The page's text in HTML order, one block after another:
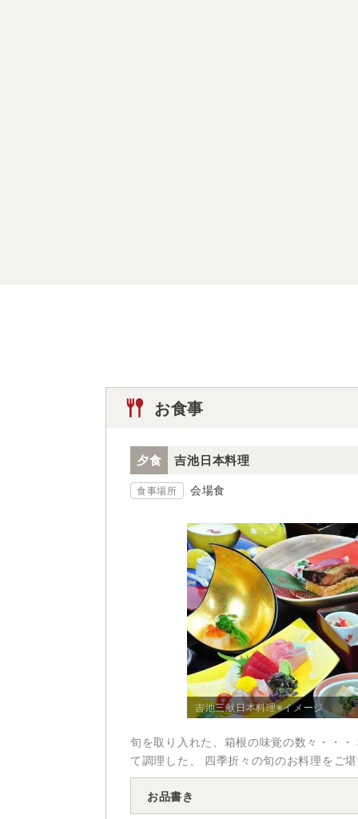
お食事
夕食 吉池日本料理
食事場所 会場食
吉池三献日本料理※イメージ
旬を取り入れた、箱根の味覚の数々・・
て調理した、 四季折々の旬のお料理をご
お品書き